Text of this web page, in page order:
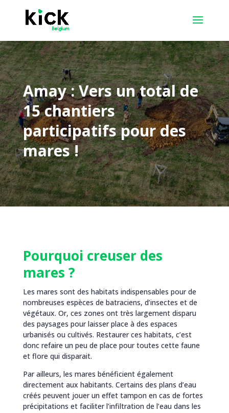
Amay : Vers un total de
15 chantiers
participatifs pour des
mares !
Pourquoi creuser des
mares ?
Les mares sont des habitats indispensables pour de
nombreuses espèces de batraciens, d’insectes et de
végétaux. Or, ces zones ont très largement disparu
des paysages pour laisser place à des espaces
urbanisés ou cultivés. Restaurer ces habitats, c’est
donc refaire un peu de place pour toutes cette faune
et flore qui disparait.
Par ailleurs, les mares bénéficient également
directement aux habitants. Certains des plans d’eau
créés peuvent jouer un effet tampon en cas de fortes
précipitations et faciliter l’infiltration de l’eau dans les